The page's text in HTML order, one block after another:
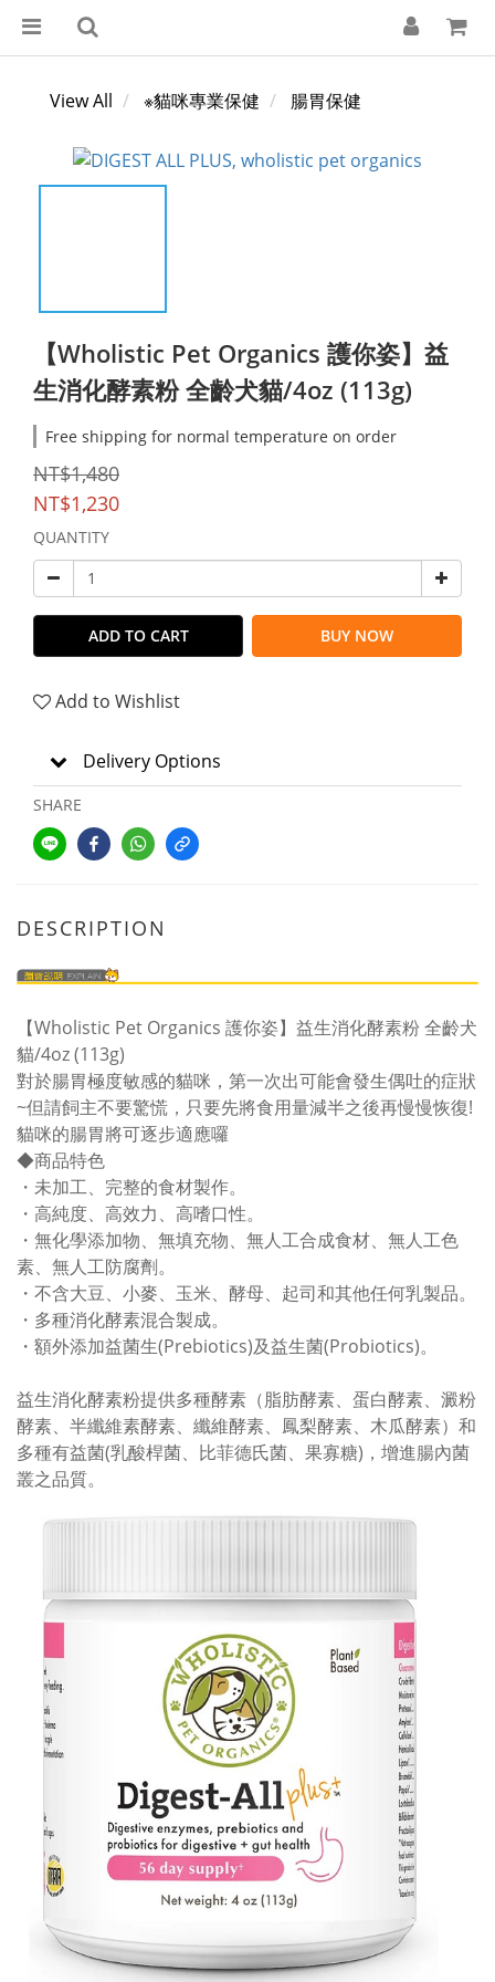
View All ※貓咪專業保健 腸胃保健
【Wholistic Pet Organics 護你姿】益
生消化酵素粉 全齡犬貓/4oz (113g)
Free shipping for normal temperature on order
NT$1,480
NT$1,230
QUANTITY
ADD TO CART BUY NOW
Add to Wishlist
Delivery Options
SHARE
DESCRIPTION
【Wholistic Pet Organics 護你姿】益生消化酵素粉 全齡犬
貓/4oz (113g)
對於腸胃極度敏感的貓咪，第一次出可能會發生偶吐的症狀
~但請飼主不要驚慌，只要先將食用量減半之後再慢慢恢復!
貓咪的腸胃將可逐步適應囉
◆商品特色
・未加工、完整的食材製作。
・高純度、高效力、高嗜口性。
・無化學添加物、無填充物、無人工合成食材、無人工色
素、無人工防腐劑。
・不含大豆、小麥、玉米、酵母、起司和其他任何乳製品。
・多種消化酵素混合製成。
・額外添加益菌生(Prebiotics)及益生菌(Probiotics)。
益生消化酵素粉提供多種酵素（脂肪酵素、蛋白酵素、澱粉
酵素、半纖維素酵素、纖維酵素、鳳梨酵素、木瓜酵素）和
多種有益菌(乳酸桿菌、比菲德氏菌、果寡糖)，增進腸內菌
叢之品質。